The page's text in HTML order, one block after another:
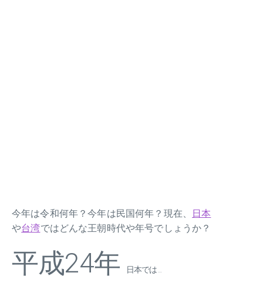
今年は令和何年？今年は民国何年？現在、
日本
や台湾ではどんな王朝時代や年号でしょうか？
平成24年 日本では ...